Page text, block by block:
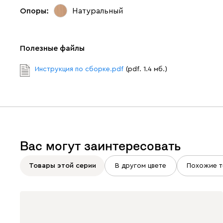
Опоры: Натуральный
Полезные файлы
Инструкция по сборке.pdf (pdf. 1.4 мб.)
Вас могут заинтересовать
Товары этой серии В другом цвете Похожие